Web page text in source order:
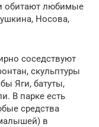
обитают любимые
Носова,
соседствуют
скульптуры
Яги, батуты,
В парке есть
средства
в